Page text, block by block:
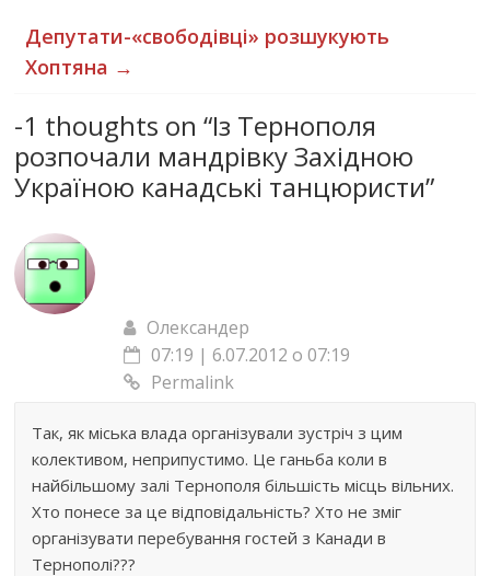
Депутати-«свободівці» розшукують
Хоптяна →
-1 thoughts on “Із Тернополя
розпочали мандрівку Західною
Україною канадські танцюристи”
Олександер
07:19 | 6.07.2012 о 07:19
Permalink
Так, як міська влада організували зустріч з цим
колективом, неприпустимо. Це ганьба коли в
найбільшому залі Тернополя більшість місць вільних.
Хто понесе за це відповідальність? Хто не зміг
організувати перебування гостей з Канади в
Тернополі???